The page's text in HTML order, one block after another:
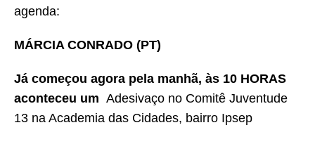
agenda:
MÁRCIA CONRADO (PT)
Já começou agora pela manhã, às 10 HORAS
aconteceu um Adesivaço no Comitê Juventude
13 na Academia das Cidades, bairro Ipsep